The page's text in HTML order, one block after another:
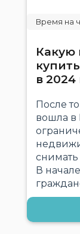
Какую
в 2024
После
вошла в
В